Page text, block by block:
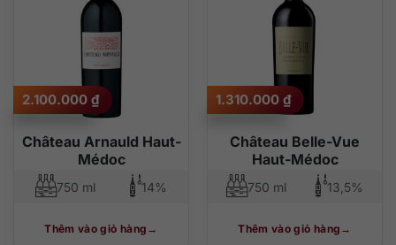
Château Arnauld Haut-
Médoc
2.100.000 ₫
750 ml 14%
Thêm vào giỏ hàng
Château Belle-Vue
Haut-Médoc
1.310.000 ₫
750 ml 13,5%
Thêm vào giỏ hàng